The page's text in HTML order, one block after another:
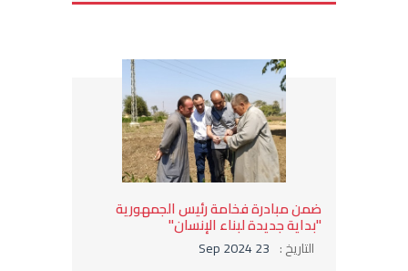
ضمن مبادرة فخامة رئيس الجمهورية
"بداية جديدة لبناء الإنسان"
التاريخ : 23 Sep 2024